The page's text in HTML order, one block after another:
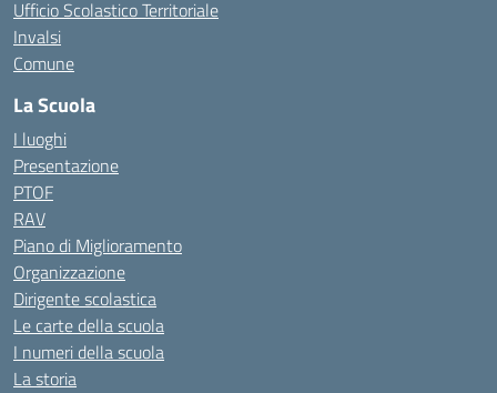
Ufficio Scolastico Territoriale
Invalsi
Comune
La Scuola
I luoghi
Presentazione
PTOF
RAV
Piano di Miglioramento
Organizzazione
Dirigente scolastica
Le carte della scuola
I numeri della scuola
La storia